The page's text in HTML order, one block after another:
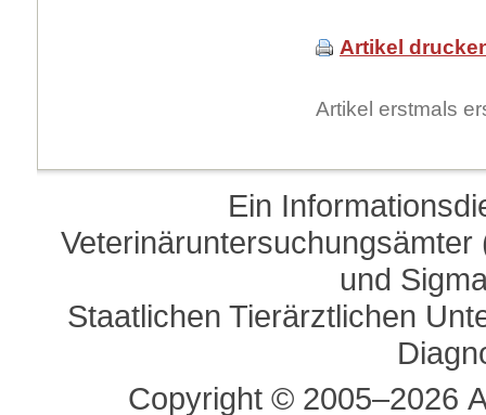
Artikel
Artikel erstmals
Ein
und
Staatlichen Tierärztlichen
Copyright © 2005–2026